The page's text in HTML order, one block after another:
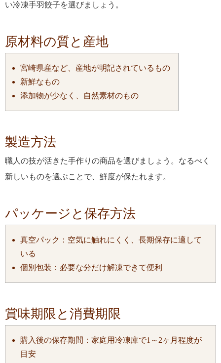
い冷凍手羽餃子を選びましょう。
原材料の質と産地
宮崎県産など、産地が明記されているもの
新鮮なもの
添加物が少なく、自然素材のもの
製造方法
職人の技が活きた手作りの商品を選びましょう。なるべく
新しいものを選ぶことで、鮮度が保たれます。
パッケージと保存方法
真空パック：空気に触れにくく、長期保存に適して
いる
個別包装：必要な分だけ解凍できて便利
賞味期限と消費期限
購入後の保存期間：家庭用冷凍庫で1～2ヶ月程度が
目安